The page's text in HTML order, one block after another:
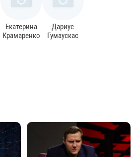
Екатерина
Крамаренко
Дариус
Гумаускас